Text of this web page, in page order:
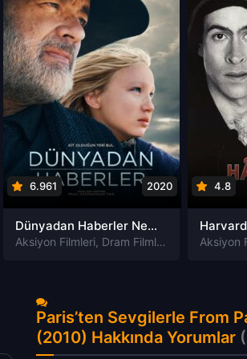
Gizem Filmleri,Suç Filmleri
6.961 2020
Dünyadan Haberler News of the World izle
Aksiyon Filmleri, Dram Filmleri Macera
4.8
Aksiyon
Paris’ten Sevgilerle From
(2010) Hakkında Yorumlar